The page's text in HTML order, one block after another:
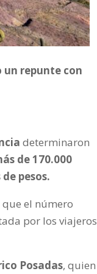
repunte con
determinaron
de 170.000
pesos.
el número
por los viajeros
Posadas, quien